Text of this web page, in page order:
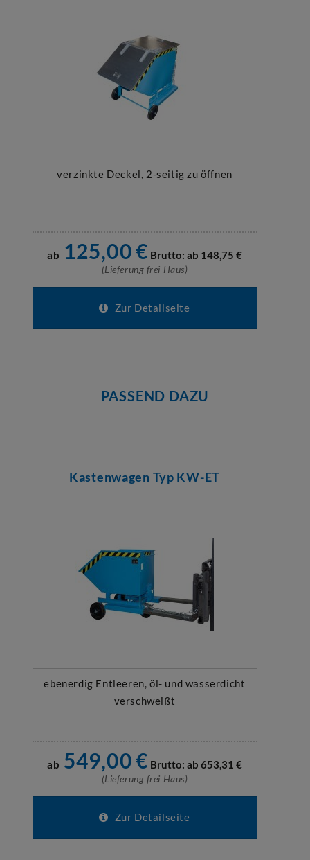
verzinkte Deckel, 2-seitig zu öffnen
ab 125,00€ Brutto: ab 148,75 €
(Lieferung frei Haus)
Zur Detailseite
PASSEND DAZU
Kastenwagen Typ KW-ET
ebenerdig Entleeren, öl- und wasserdicht
verschweißt
ab 549,00€ Brutto: ab 653,31 €
(Lieferung frei Haus)
Zur Detailseite